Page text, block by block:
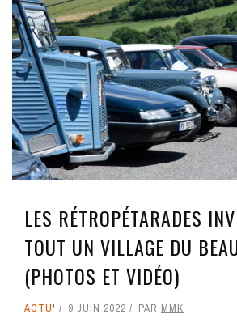
LES RÉTROPÉTARADES
TOUT UN VILLAGE DU
(PHOTOS ET VIDÉO)
ACTU' 9 JUIN 2022 PAR MMK